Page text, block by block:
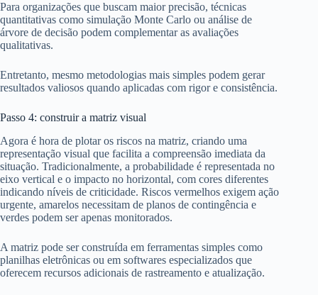
Para organizações que buscam maior precisão, técnicas
quantitativas como simulação Monte Carlo ou análise de
árvore de decisão podem complementar as avaliações
qualitativas.
Entretanto, mesmo metodologias mais simples podem gerar
resultados valiosos quando aplicadas com rigor e consistência.
Passo 4: construir a matriz visual
Agora é hora de plotar os riscos na matriz, criando uma
representação visual que facilita a compreensão imediata da
situação. Tradicionalmente, a probabilidade é representada no
eixo vertical e o impacto no horizontal, com cores diferentes
indicando níveis de criticidade. Riscos vermelhos exigem ação
urgente, amarelos necessitam de planos de contingência e
verdes podem ser apenas monitorados.
A matriz pode ser construída em ferramentas simples como
planilhas eletrônicas ou em softwares especializados que
oferecem recursos adicionais de rastreamento e atualização.